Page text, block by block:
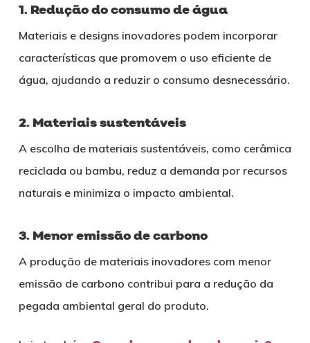
1. Redução do consumo de água
Materiais e designs inovadores podem incorporar
características que promovem o uso eficiente de
água, ajudando a reduzir o consumo desnecessário.
2. Materiais sustentáveis
A escolha de materiais sustentáveis, como cerâmica
reciclada ou bambu, reduz a demanda por recursos
naturais e minimiza o impacto ambiental.
3. Menor emissão de carbono
A produção de materiais inovadores com menor
emissão de carbono contribui para a redução da
pegada ambiental geral do produto.